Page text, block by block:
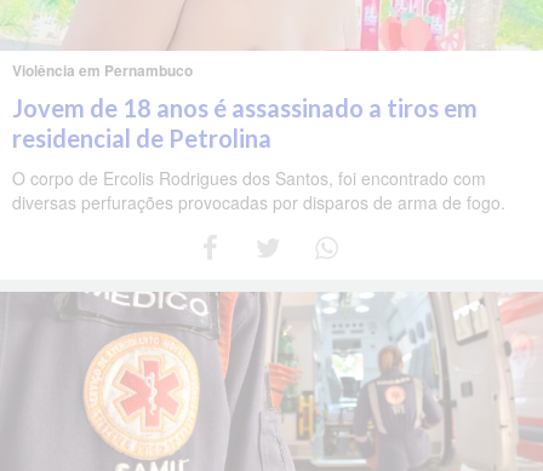
Violência em Pernambuco
Jovem de 18 anos é assassinado a tiros em
residencial de Petrolina
O corpo de Ercolis Rodrigues dos Santos, foi encontrado com
diversas perfurações provocadas por disparos de arma de fogo.